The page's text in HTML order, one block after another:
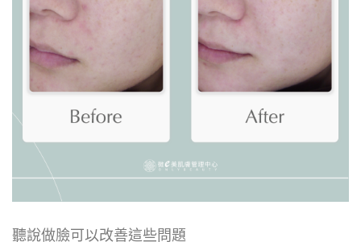
聽說做臉可以改善這些問題